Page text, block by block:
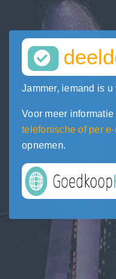
Jammer, iemand is u
Voor meer
telefonische of per e-
opnemen.